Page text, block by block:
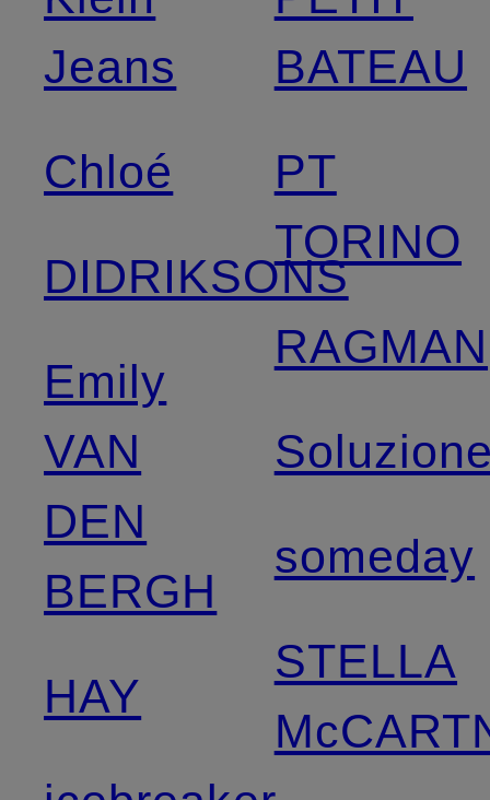
Jeans
Chloé
DIDRIKSONS
Emily
VAN
DEN
BERGH
HAY
BATEAU
PT
TORINO
RAGMAN
someday
STELLA